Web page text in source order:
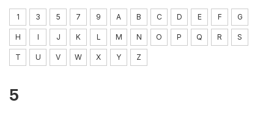
1 3 5 7 9 A B C D E F G
H I J K L M N O P Q R S
T U V W X Y Z
5